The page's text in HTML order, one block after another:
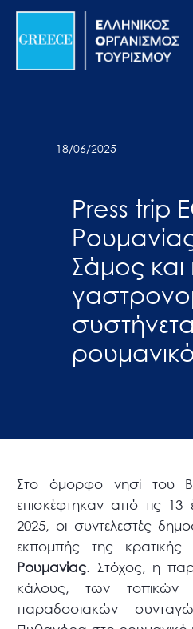
Σημείωση:
ιστότοπος
προσβασιμότητας.
Μετάβαση
περιεχόμενο
18/06/2025
Press trip
Σάμος και
Στο όμορφο νησί του
επισκέφτηκαν από τις 13
2025, οι συντελεστές
εκπομπής της
Ρουμανίας. Στόχος, η
κάλους, των τοπικών
παραδοσιακών